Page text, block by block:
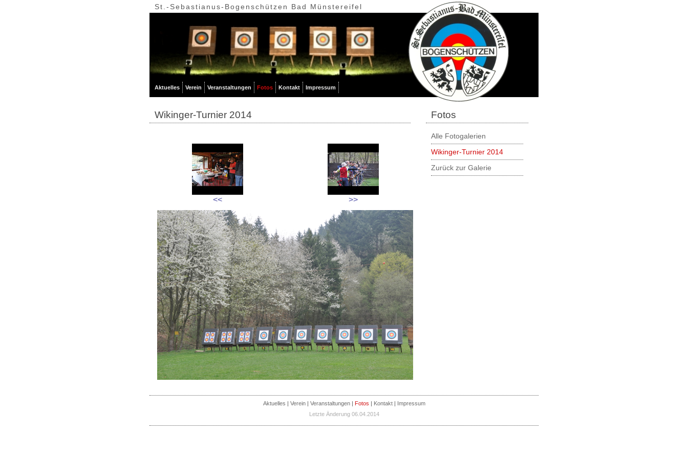
St.-Sebastianus-Bogenschützen Bad Münstereifel
Aktuelles Verein Veranstaltungen Fotos Kontakt Impressum
Wikinger-Turnier 2014
<< >>
Fotos
Alle Fotogalerien
Wikinger-Turnier 2014
Zurück zur Galerie
Aktuelles | Verein| Veranstaltungen| Fotos | Kontakt| Impressum
Letzte Änderung 06.04.2014